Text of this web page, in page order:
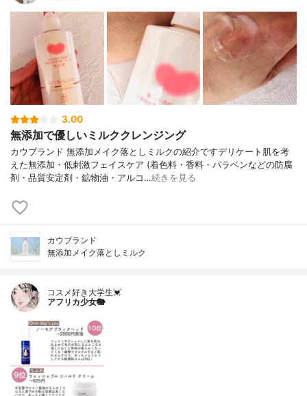
3.00
無添加で優しいミルククレンジング
カウブランド 無添加メイク落としミルクの紹介ですデリケート肌を考
えた無添加・低刺激フェイスケア (着色料・香料・パラベンなどの防腐
剤・品質安定剤・鉱物油・アルコ…続きを見る
カウブランド
無添加メイク落としミルク
コスメ好き大学生💓
アフリカ少女🐘